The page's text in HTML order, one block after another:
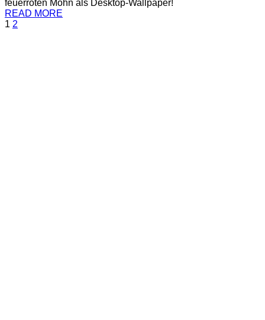
feuerroten Mohn als Desktop-Wallpaper!
READ MORE
1 2